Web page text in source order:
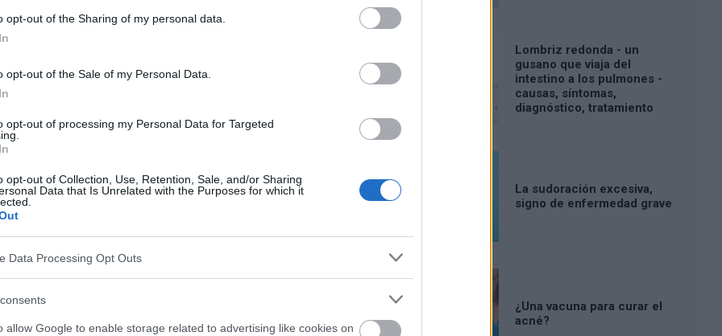
opt-out of the Sharing of my personal data.
opt-out of the Sale of my Personal Data.
opt-out of processing my Personal Data for Targeted
opt-out of Collection, Use, Retention, Sale, and/or Sharing
Data that Is Unrelated with the Purposes for which it
Data Processing Opt Outs
allow Google to enable storage related to advertising like cookies on
pero lo más habitual es que el herpes zóster
con la inmunidad debilitada. Los síntomas
molestos:
el periodo de curación tras el herpes
Lombriz redonda - un
gusano que viaja del
intestino a los pulmones -
causas, síntomas,
diagnóstico, tratamiento
La sudoración excesiva,
signo de enfermedad grave
¿Una vacuna para curar el
acné?